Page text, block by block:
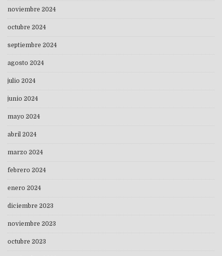
noviembre 2024
octubre 2024
septiembre 2024
agosto 2024
julio 2024
junio 2024
mayo 2024
abril 2024
marzo 2024
febrero 2024
enero 2024
diciembre 2023
noviembre 2023
octubre 2023